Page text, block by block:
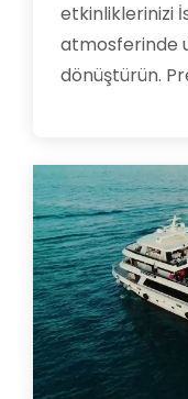
etkinliklerinizi
atmosferinde
dönüştürün.